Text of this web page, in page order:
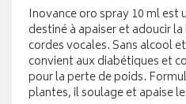
Inovance oro spray 10 ml
destiné à apaiser et adoucir
cordes vocales. Sans alcool
convient aux diabétiques et
pour la perte de poids.
plantes, il soulage et apaise